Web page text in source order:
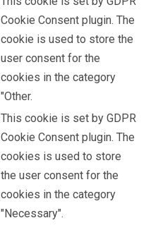
Cookie Consent plugin. The
cookie is used to store the
user consent for the
cookies in the category
"Other.
This cookie is set by GDPR
Cookie Consent plugin. The
cookies is used to store
the user consent for the
cookies in the category
"Necessary".